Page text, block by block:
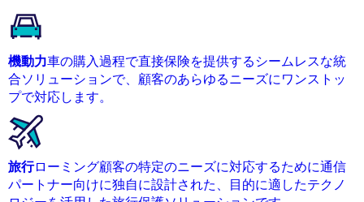
機動力車の購入過程で直接保険を提供するシームレスな統
合ソリューションで、顧客のあらゆるニーズにワンストッ
プで対応します。
旅行ローミング顧客の特定のニーズに対応するために通信
パートナー向けに独自に設計された、目的に適したテクノ